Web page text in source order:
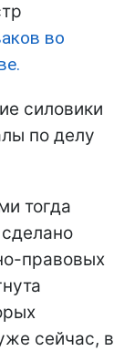
во
силовики
по делу
тогда
правовых
сейчас, в